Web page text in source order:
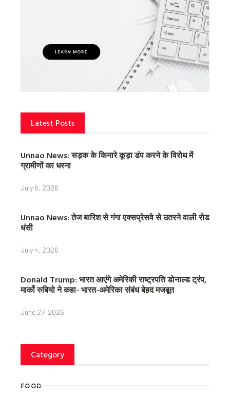
Latest Posts
Unnao News: सड़क के किनारे कूड़ा डंप करने के विरोध में
ग्रामीणों का धरना
July 6, 2026
Unnao News: तेज बारिश से गंगा एक्सप्रेसवे से उतरने वाली रोड
धंसी
July 4, 2026
Donald Trump: भारत आएंगे अमेरिकी राष्ट्रपति डोनाल्ड ट्रंप,
मार्को रुबियो ने कहा- भारत-अमेरिका संबंध बेहद मजबूत
June 27, 2026
Category
FOOD